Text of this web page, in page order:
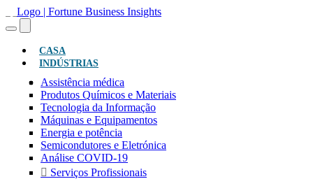
CASA
INDÚSTRIAS
Assistência médica
Produtos Químicos e Materiais
Tecnologia da Informação
Máquinas e Equipamentos
Energia e potência
Semicondutores e Eletrónica
Análise COVID-19
Serviços Profissionais